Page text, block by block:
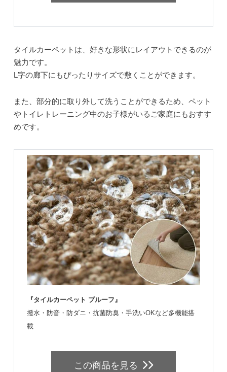
タイルカーペットは、好きな形状にレイアウトできるのが
魅力です。
L字の廊下にもぴったりサイズで敷くことができます。
また、部分的に取り外して洗うことができるため、ペット
やトイレトレーニング中のお子様がいるご家庭にもおすす
めです。
『タイルカーペット プルーフ』
撥水・防音・防ダニ・抗菌防臭・手洗いOKなど多機能搭
載
この商品を見る